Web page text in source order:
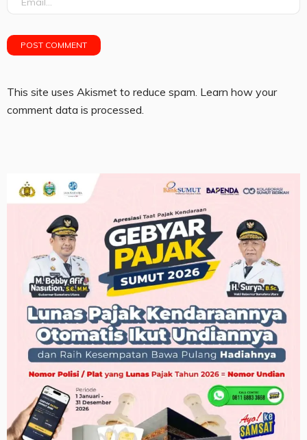
This site uses Akismet to reduce spam. Learn how your
comment data is processed.